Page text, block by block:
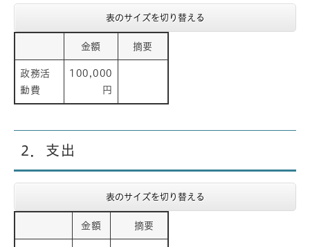
表のサイズを切り替える
金額 摘要
政務活
動費
100,000
円
2．支出
表のサイズを切り替える
金額 摘要